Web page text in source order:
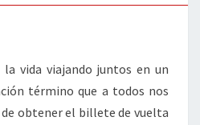
vida viajando juntos en un
término que a todos nos
obtener el billete de vuelta